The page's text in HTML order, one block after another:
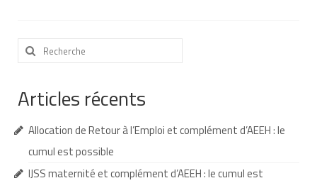
Projet de vie
Taux de handicap et carte d’invalidité
Demande d’orientation
Demande d’AVS
Rechercher
:
Articles récents
Allocation de Retour à l’Emploi et complément d’AEEH : le
cumul est possible
IJSS maternité et complément d’AEEH : le cumul est